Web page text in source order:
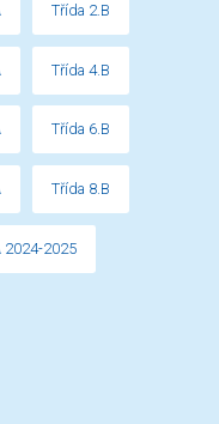
Třída 2.B
Třída 4.B
Třída 6.B
Třída 8.B
2024-2025